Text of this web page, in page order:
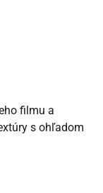
filmu a
s ohľadom